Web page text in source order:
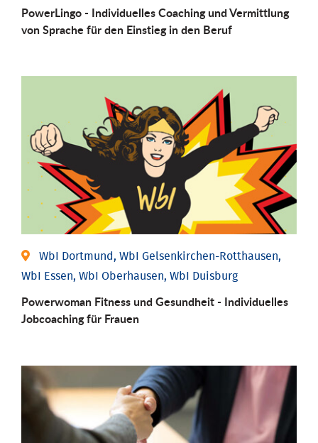
PowerLingo - Individuelles Coaching und Vermittlung
von Sprache für den Einstieg in den Beruf
WbI Dortmund, WbI Gelsenkirchen-Rotthausen,
WbI Essen, WbI Oberhausen, WbI Duisburg
Powerwoman Fitness und Gesund­heit - Individu­elles
Job­coaching für Frauen